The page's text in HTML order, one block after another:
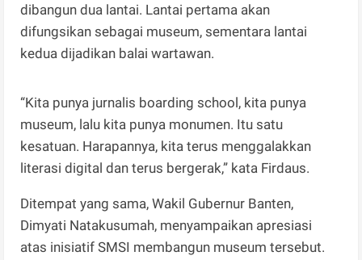
dibangun dua lantai. Lantai pertama akan
difungsikan sebagai museum, sementara lantai
kedua dijadikan balai wartawan.
“Kita punya jurnalis boarding school, kita punya
museum, lalu kita punya monumen. Itu satu
kesatuan. Harapannya, kita terus menggalakkan
literasi digital dan terus bergerak,” kata Firdaus.
Ditempat yang sama, Wakil Gubernur Banten,
Dimyati Natakusumah, menyampaikan apresiasi
atas inisiatif SMSI membangun museum tersebut.